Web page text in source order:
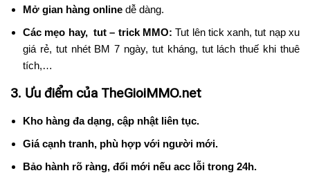
Mở gian hàng online dễ dàng.
Các mẹo hay, tut – trick MMO: Tut lên tick xanh, tut nạp xu
giá rẻ, tut nhét BM 7 ngày, tut kháng, tut lách thuế khi thuê
tích,…
3. Ưu điểm của TheGioiMMO.net
Kho hàng đa dạng, cập nhật liên tục.
Giá cạnh tranh, phù hợp với người mới.
Bảo hành rõ ràng, đổi mới nếu acc lỗi trong 24h.